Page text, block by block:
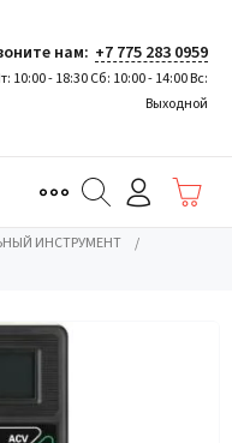
нам: +7 775 283 0959
10:00 - 18:30 Сб: 10:00 - 14:00 Вс:
Выходной
ИНСТРУМЕНТ
/